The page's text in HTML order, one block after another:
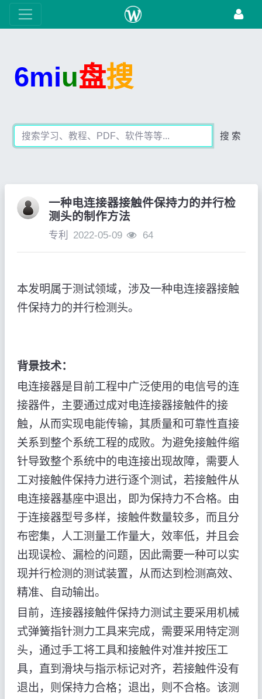
6miu盘搜
搜 索
一种电连接器接触件保持力的并行检
测头的制作方法
专利 2022-05-09 64
本发明属于测试领域，涉及一种电连接器接触
件保持力的并行检测头。
背景技术：
电连接器是目前工程中广泛使用的电信号的连
接器件，主要通过成对电连接器接触件的接
触，从而实现电能传输，其质量和可靠性直接
关系到整个系统工程的成败。为避免接触件缩
针导致整个系统中的电连接出现故障，需要人
工对接触件保持力进行逐个测试，若接触件从
电连接器基座中退出，即为保持力不合格。由
于连接器型号多样，接触件数量较多，而且分
布密集，人工测量工作量大，效率低，并且会
出现误检、漏检的问题，因此需要一种可以实
现并行检测的测试装置，从而达到检测高效、
精准、自动输出。
目前，连接器接触件保持力测试主要采用机械
式弹簧指针测力工具来完成，需要采用特定测
头，通过手工将工具和接触件对准并按压工
具，直到滑块与指示标记对齐，若接触件没有
退出，则保持力合格；退出，则不合格。该测